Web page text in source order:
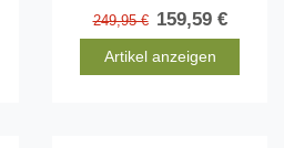
249,95 € 159,59 €
Artikel anzeigen